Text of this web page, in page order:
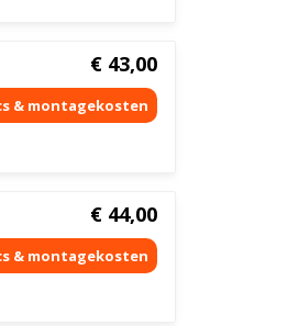
€ 43,00
€ 44,00